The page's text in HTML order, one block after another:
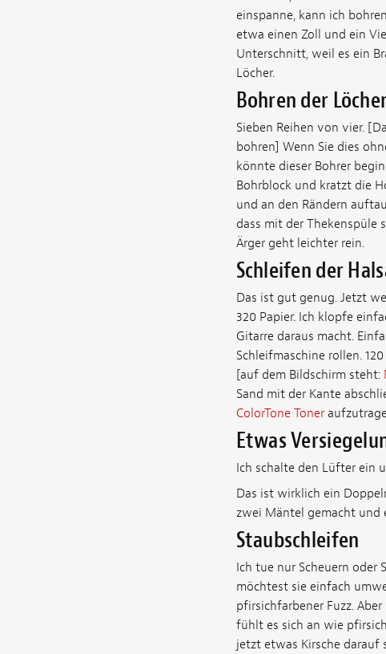
einspanne, kann ich
etwa einen Zoll und ein
Unterschnitt, weil es ein
Löcher.
Bohren der
Sieben Reihen von vier.
bohren] Wenn Sie dies
könnte dieser Bohrer
Bohrblock und kratzt die
und an den Rändern
dass mit der Thekenspüle
Ärger geht leichter rein.
Schleifen der
Das ist gut genug. Jetzt
320 Papier. Ich klopfe
Gitarre daraus macht.
Schleifmaschine rollen.
[auf dem Bildschirm steht:
Sand mit der Kante
ColorTone Toner
Etwas
Ich schalte den Lüfter ein
Das ist wirklich ein
zwei Mäntel gemacht und
Staubschleifen
Ich tue nur Scheuern oder
möchtest sie einfach
pfirsichfarbener Fuzz.
fühlt es sich an wie
jetzt etwas Kirsche darauf